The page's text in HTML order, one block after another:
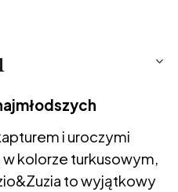
i uroczymi
w kolorze turkusowym,
to wyjątkowy